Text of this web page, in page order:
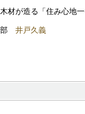
材が造る「住み心地
部 井戸久義